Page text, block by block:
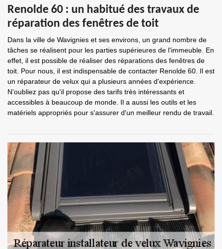
Renolde 60 : un habitué des travaux de
réparation des fenêtres de toit
Dans la ville de Wavignies et ses environs, un grand nombre de
tâches se réalisent pour les parties supérieures de l'immeuble. En
effet, il est possible de réaliser des réparations des fenêtres de
toit. Pour nous, il est indispensable de contacter Renolde 60. Il est
un réparateur de velux qui a plusieurs années d'expérience.
N'oubliez pas qu'il propose des tarifs très intéressants et
accessibles à beaucoup de monde. Il a aussi les outils et les
matériels appropriés pour s'assurer d'un meilleur rendu de travail.